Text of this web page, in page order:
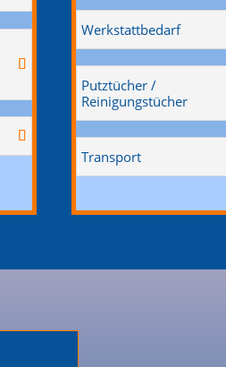
Werkstattbedarf
Putztücher /
Reinigungstücher
Transport